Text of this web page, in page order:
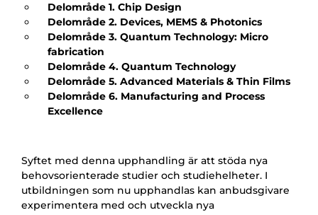
Delområde 1. Chip Design
Delområde 2. Devices, MEMS & Photonics
Delområde 3. Quantum Technology: Micro
fabrication
Delområde 4. Quantum Technology
Delområde 5. Advanced Materials & Thin Films
Delområde 6. Manufacturing and Process
Excellence
Syftet med denna upphandling är att stöda nya
behovsorienterade studier och studiehelheter. I
utbildningen som nu upphandlas kan anbudsgivare
experimentera med och utveckla nya